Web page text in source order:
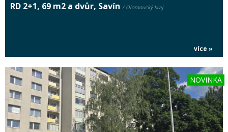
RD 2+1, 69 m2 a dvůr, Savín / Olomoucký kraj
více »
NOVINKA